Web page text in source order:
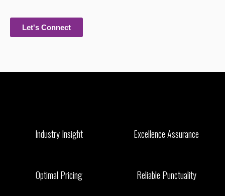
Let's Connect
Industry Insight Excellence Assurance
Optimal Pricing Reliable Punctuality